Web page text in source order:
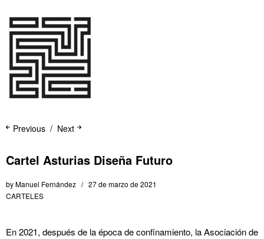
Next
Previous
Cartel Asturias Diseña Futuro
byManuel Fernández
27 de marzo de 2021
CARTELES
En 2021, después de la época de confinamiento, la Asociación de